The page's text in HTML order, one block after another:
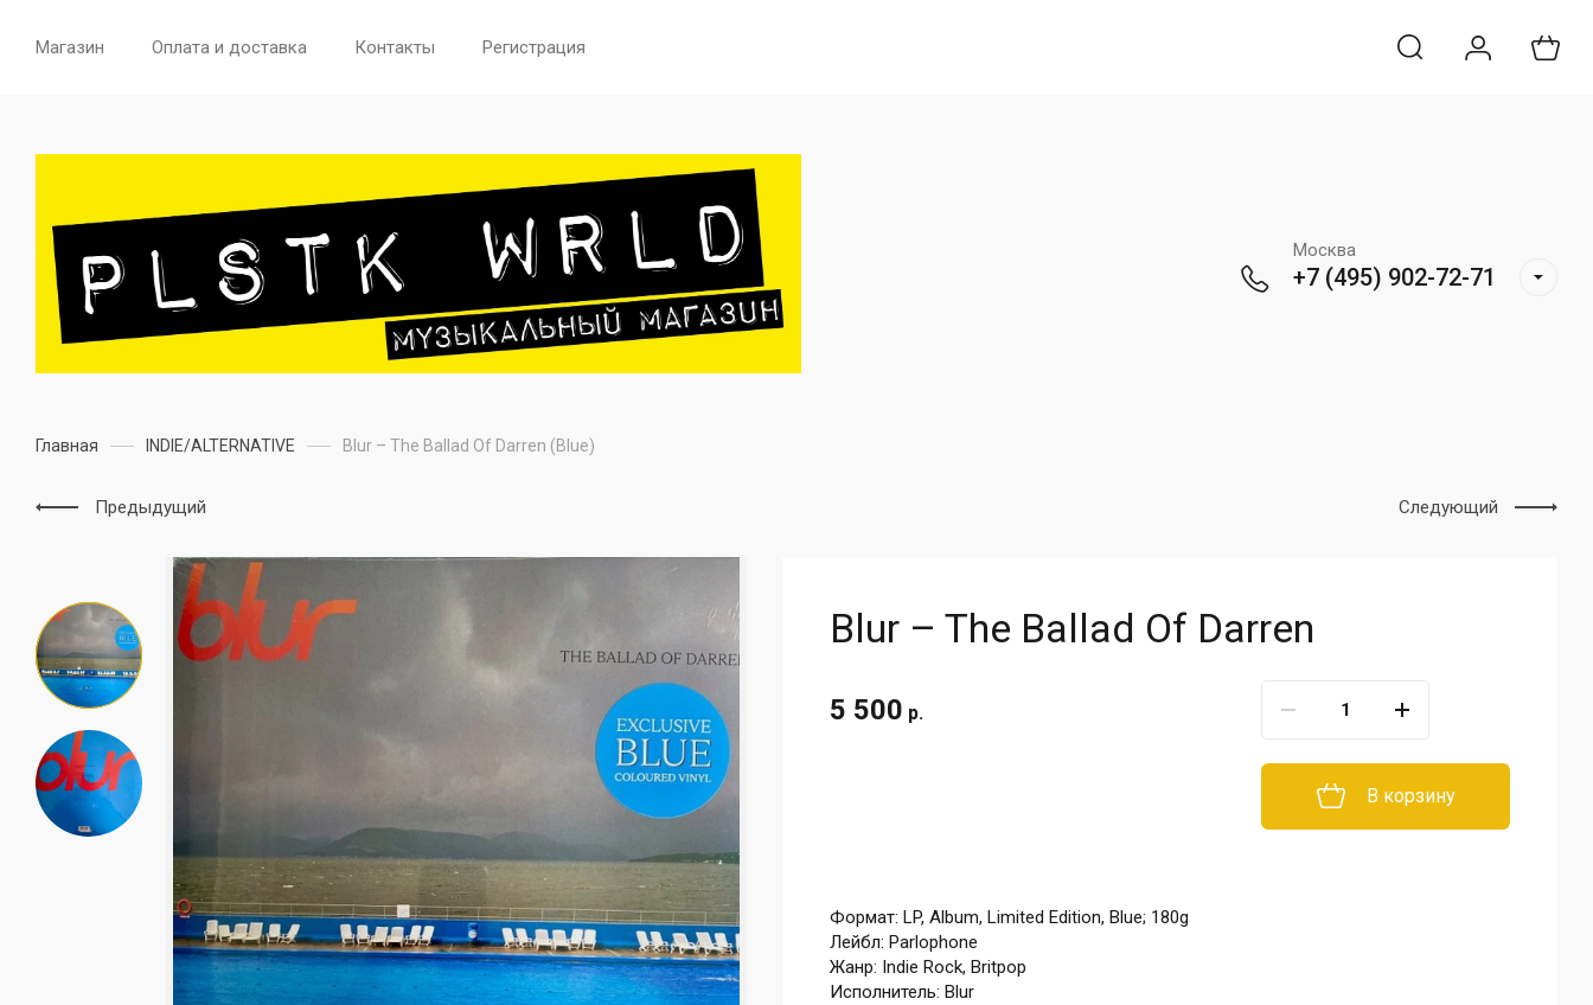
Магазин Оплата и доставка Контакты Регистрация
Москва
+7 (495) 902-72-71
Главная INDIE/ALTERNATIVE Blur – The Ballad Of Darren (Blue)
Предыдущий Следующий
Blur – The Ballad Of Darren
5 500 р.
В корзину
Формат: LP, Album, Limited Edition, Blue; 180g
Лейбл: Parlophone
Жанр: Indie Rock, Britpop
Исполнитель: Blur